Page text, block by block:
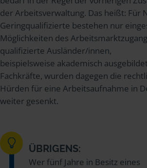
der Arbeitsverwaltung. Das heißt: Für
Geringqualifizierte bestehen nur
Möglichkeiten des
qualifizierte Ausländer/innen,
beispielsweise akademisch
Fachkräfte, wurden dagegen die
Hürden für eine Arbeitsaufnahme in
weiter gesenkt.
ÜBRIGENS:
Wer fünf Jahre in Besitz eines